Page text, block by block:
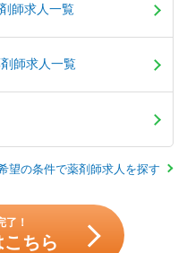
師求人一覧
師求人一覧
望の条件で薬剤師求人を探す
了！
ちら